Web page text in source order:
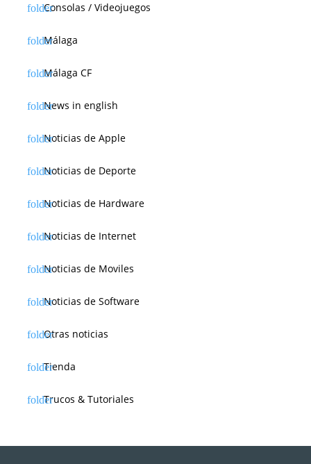
Consolas / Videojuegos
Málaga
Málaga CF
News in english
Noticias de Apple
Noticias de Deporte
Noticias de Hardware
Noticias de Internet
Noticias de Moviles
Noticias de Software
Otras noticias
Tienda
Trucos & Tutoriales